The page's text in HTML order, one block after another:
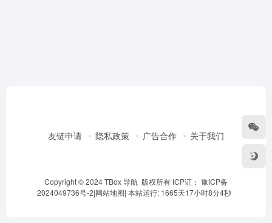
友链申请 隐私政策 广告合作 关于我们
Copyright © 2024 TBox 导航 版权所有 ICP证： 豫ICP备
2024049736号-2|网站地图| 本站运行: 1665天17小时8分4秒